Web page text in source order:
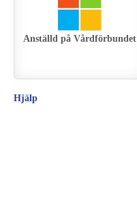
Anställd på Vårdförbundet
Hjälp